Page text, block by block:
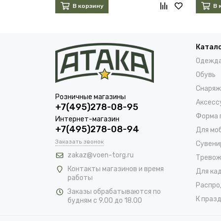
В корзину В
Розничные магазины
+7(495)278-08-95
Интернет-магазин
+7(495)278-08-94
Заказать звонок
zakaz@voen-torg.ru
Контакты магазинов и время
работы
Заказы обрабатываются по
будням с 9.00 до 18.00
Обувь
Форма
Для
Для
К